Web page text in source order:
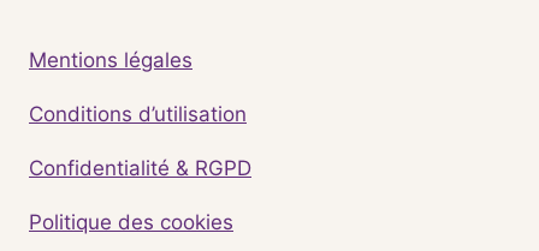
Mentions légales
Conditions d’utilisation
Confidentialité & RGPD
Politique des cookies